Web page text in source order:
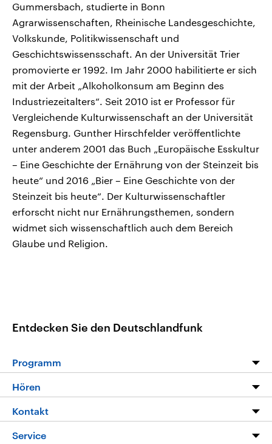
Gummersbach, studierte in Bonn
Agrarwissenschaften, Rheinische Landesgeschichte,
Volkskunde, Politikwissenschaft und
Geschichtswissensschaft. An der Universität Trier
promovierte er 1992. Im Jahr 2000 habilitierte er sich
mit der Arbeit „Alkoholkonsum am Beginn des
Industriezeitalters“. Seit 2010 ist er Professor für
Vergleichende Kulturwissenschaft an der Universität
Regensburg. Gunther Hirschfelder veröffentlichte
unter anderem 2001 das Buch „Europäische Esskultur
– Eine Geschichte der Ernährung von der Steinzeit bis
heute“ und 2016 „Bier – Eine Geschichte von der
Steinzeit bis heute“. Der Kulturwissenschaftler
erforscht nicht nur Ernährungsthemen, sondern
widmet sich wissenschaftlich auch dem Bereich
Glaube und Religion.
Entdecken Sie den Deutschlandfunk
Programm
Programm
Die Nachrichten
Nachrichtenleicht
Hören
Livestream
Kontakt
Hörerservice
Service